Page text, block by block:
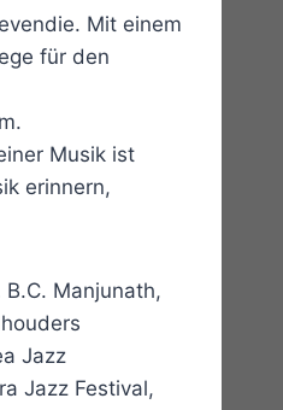
Mit einem
für den
Musik ist
erinnern,
Manjunath,
Jazz
Jazz Festival,